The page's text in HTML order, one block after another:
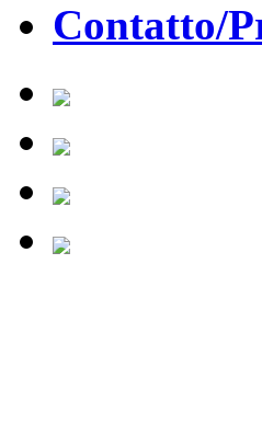
Contatto/